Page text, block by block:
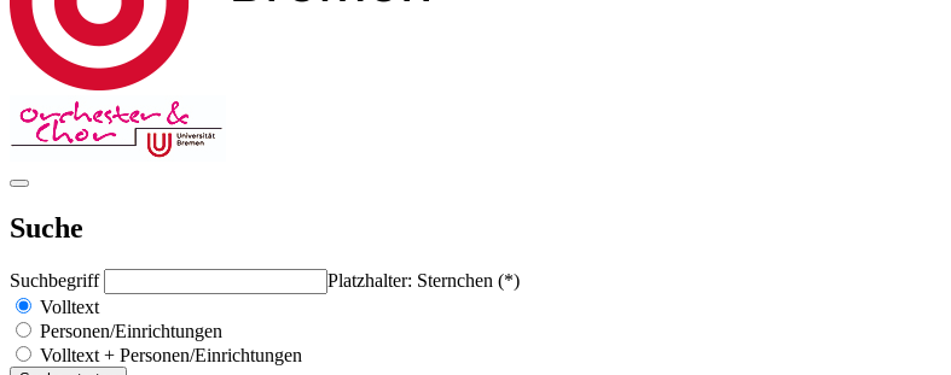
Suche
Suchbegriff
Platzhalter: Sternchen (*)
Volltext
Personen/Einrichtungen
Volltext + Personen/Einrichtungen